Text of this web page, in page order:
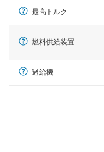
最高トルク
燃料供給装置
過給機